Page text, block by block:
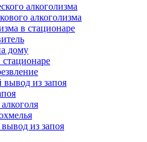
алкоголизма
алкоголизма
в стационаре
дому
из запоя
из запоя